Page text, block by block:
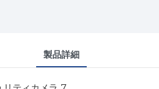
製品詳細